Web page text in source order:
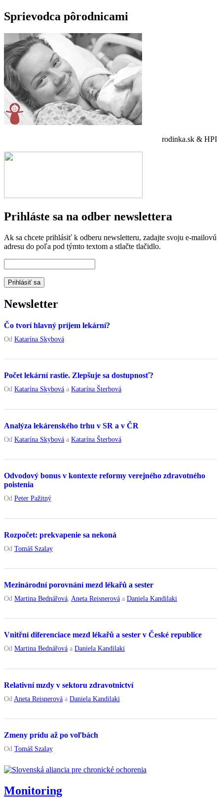
Sprievodca pôrodnicami
rodinka.sk & HPI
Prihláste sa na odber newslettera
Ak sa chcete prihlásiť k odberu newsletteru, zadajte svoju e-mailovú
adresu do poľa pod týmto textom a stlačte tlačidlo.
Newsletter
Čo tvorí hlavný príjem lekární?
Od Katarína Skybová
Počet lekární rastie. Zlepšuje sa dostupnosť?
Od Katarína Skybová a Katarína Šterbová
Analýza lekárenského trhu v SR a v ČR
Od Katarína Skybová a Katarína Šterbová
Odvodový bonus v kontexte reformy verejného zdravotného
poistenia
Od Peter Pažitný
Rozpočet: prekvapenie sa nekoná
Od Tomáš Szalay
Mezinárodní porovnání mezd lékařů a sester
Od Martina Bednářová Aneta Reisnerová a Daniela Kandilaki
Vnitřní diferenciace mezd lékařů a sester v České republice
Od Martina Bednářová a Daniela Kandilaki
Relativní mzdy v sektoru zdravotnictví
Od Aneta Reisnerová a Daniela Kandilaki
Zmeny prídu až po voľbách
Od Tomáš Szalay
Monitoring